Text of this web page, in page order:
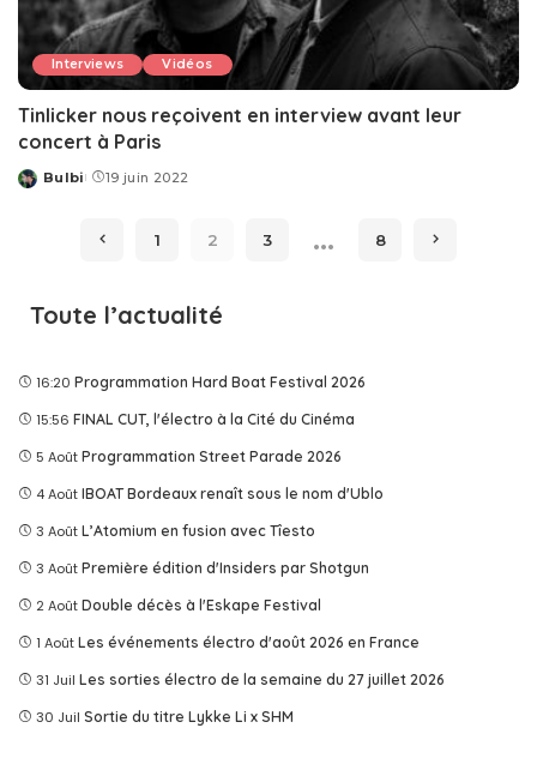
Interviews Vidéos
Tinlicker nous reçoivent en interview avant leur
concert à Paris
Posted
Bulbi 19 juin 2022
1 2 3 … 8
Toute l’actualité
16:20 Programmation Hard Boat Festival 2026
15:56 FINAL CUT, l'électro à la Cité du Cinéma
5 Août Programmation Street Parade 2026
4 Août IBOAT Bordeaux renaît sous le nom d'Ublo
3 Août L’Atomium en fusion avec Tîesto
3 Août Première édition d'Insiders par Shotgun
2 Août Double décès à l'Eskape Festival
1 Août Les événements électro d'août 2026 en France
31 Juil Les sorties électro de la semaine du 27 juillet 2026
30 Juil Sortie du titre Lykke Li x SHM